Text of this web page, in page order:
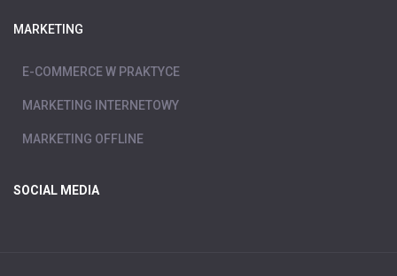
MARKETING
E-COMMERCE W PRAKTYCE
MARKETING INTERNETOWY
MARKETING OFFLINE
SOCIAL MEDIA